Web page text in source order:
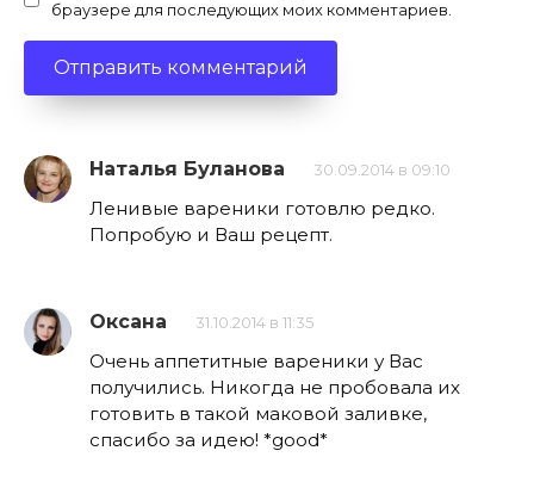
браузере для последующих моих комментариев.
Наталья Буланова 30.09.2014 в 09:10
Ленивые вареники готовлю редко.
Попробую и Ваш рецепт.
Оксана 31.10.2014 в 11:35
Очень аппетитные вареники у Вас
получились. Никогда не пробовала их
готовить в такой маковой заливке,
спасибо за идею! *good*